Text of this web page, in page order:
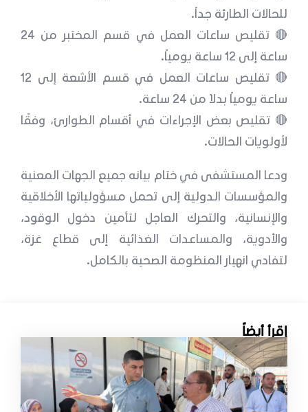
للحالات الطارئة جداً.
🔴 تقليص ساعات العمل في قسم المختبر من 24
ساعة إلى 12 ساعة يومياً.
🔴 تقليص ساعات العمل في قسم الأشعة إلى 12
ساعة يومياً بدلاً من 24 ساعة.
🔴 تقليص بعض الإجراءات في أقسام الطوارئ، وفقًا
لأولويات الحالات.
ودعا المستشفى في ختام بيانه جميع الجهات المعنية
والمؤسسات الدولية إلى تحمل مسؤولياتها الأخلاقية
والإنسانية، والتحرك العاجل لتأمين دخول الوقود،
والأدوية، والمساعدات الغذائية إلى قطاع غزة،
لتفادي انهيار المنظومة الصحية بالكامل.
إقرأ أيضاً